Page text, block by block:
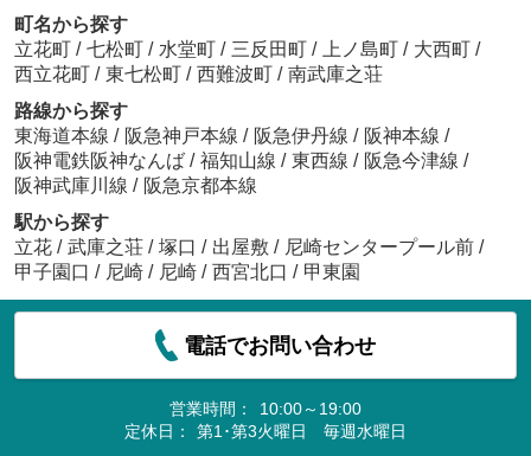
町名から探す
立花町 / 七松町 / 水堂町 / 三反田町 / 上ノ島町 / 大西町 /
西立花町 / 東七松町 / 西難波町 / 南武庫之荘
路線から探す
東海道本線 / 阪急神戸本線 / 阪急伊丹線 / 阪神本線 /
阪神電鉄阪神なんば / 福知山線 / 東西線 / 阪急今津線 /
阪神武庫川線 / 阪急京都本線
駅から探す
立花 / 武庫之荘 / 塚口 / 出屋敷 / 尼崎センタープール前 /
甲子園口 / 尼崎 / 尼崎 / 西宮北口 / 甲東園
電話でお問い合わせ
営業時間：
10:00～19:00
定休日：
第1･第3火曜日 毎週水曜日